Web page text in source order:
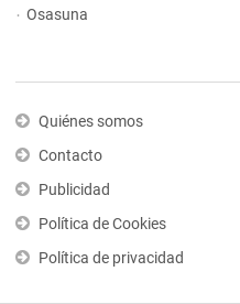
Osasuna
Quiénes somos
Contacto
Publicidad
Política de Cookies
Política de privacidad